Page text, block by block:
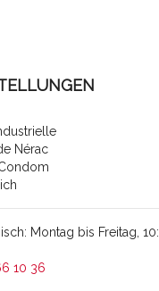
Nérac
Montag bis Freitag,
10 36